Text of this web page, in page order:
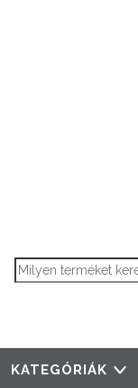
Products search
KATEGÓRIÁK